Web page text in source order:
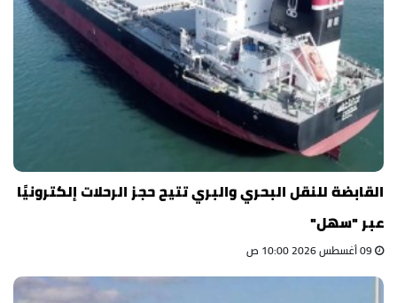
القابضة للنقل البحري والبري تتيح حجز الرحلات إلكترونيًا
عبر "سهل"